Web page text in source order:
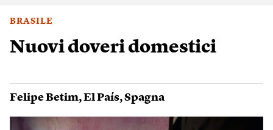
BRASILE
Nuovi doveri domestici
Felipe Betim,El País,Spagna